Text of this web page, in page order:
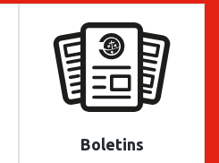
Boletins